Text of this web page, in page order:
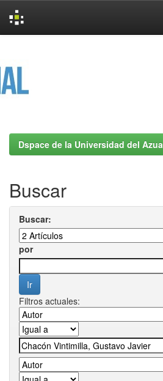
Dspace de la Universidad del
Buscar
Buscar:
por
Filtros actuales: